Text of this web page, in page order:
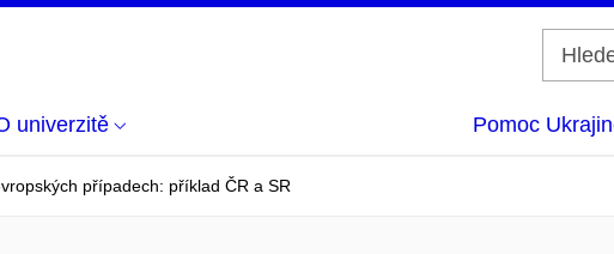
univerzitě Pomoc
případech: příklad ČR a SR